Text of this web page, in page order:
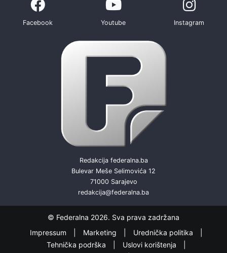
Facebook Youtube Instagram
Redakcija federalna.ba
Bulevar Meše Selimovića 12
71000 Sarajevo
redakcija@federalna.ba
© Federalna 2026. Sva prava zadržana
Impressum
Marketing
Urednička politika
Tehnička podrška
Uslovi korištenja